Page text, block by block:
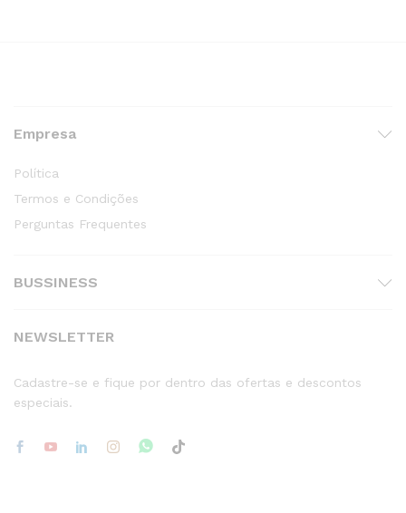
Empresa
Política
Termos e Condições
Perguntas Frequentes
BUSSINESS
NEWSLETTER
Cadastre-se e fique por dentro das ofertas e descontos
especiais.